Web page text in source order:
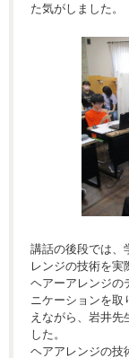
た気がしました。
講話の後段では、
レンジの技術を実
ヘアーアレンジの
ニケーションを
えながら、岩井先
した。
ヘアアレンジの技